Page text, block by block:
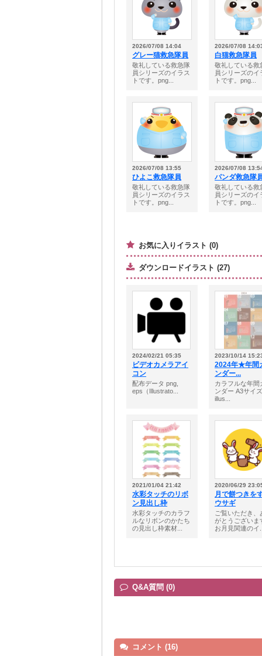
2026/07/08 14:04
グレー猫救急隊員
敬礼している救急隊
員シリーズのイラス
トです。png...
2026/07/08
白猫救急隊員
敬礼している救
員シリーズのイ
トです。png...
2026/07/08 13:55
ひよこ救急隊員
敬礼している救急隊
員シリーズのイラス
トです。png...
2026/07/08
パンダ救急隊
敬礼している救
員シリーズのイ
トです。png...
お気に入りイラスト (0)
ダウンロードイラスト (27)
2024/02/21 05:35
ビデオカメラアイ
コン
配布データ png,
eps（Illustrato...
2023/10/14
2024年★年間
ンダー...
カラフルな年間
ンダー A3サイ
illus...
2021/01/04 21:42
水彩タッチのリボ
ン見出し枠
水彩タッチのカラフ
ルなリボンのかたち
の見出し枠素材...
2020/06/29
月で餅つきを
ウサギ
ご覧いただき、
がとうございま
お月見関連のイ
Q&A質問 (0)
コメント (16)